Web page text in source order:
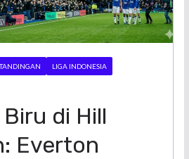
LIGA INDONESIA
di Hill
Everton